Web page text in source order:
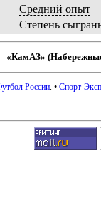
Средний опыт
Степень
– «КамАЗ»
России . •Спорт-